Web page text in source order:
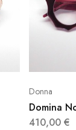
Donna
Domina
410,00 €